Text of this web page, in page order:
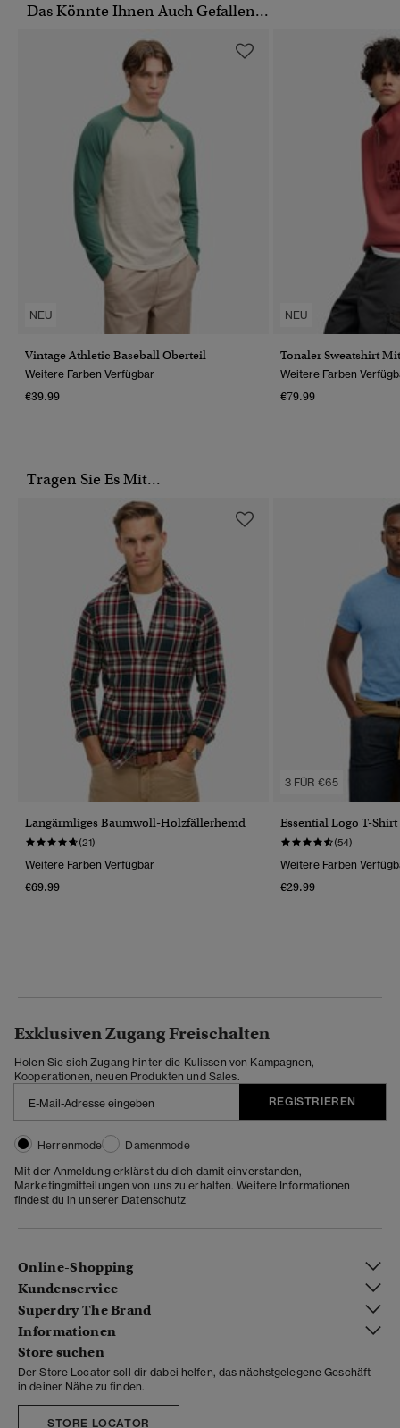
Das Könnte Ihnen Auch Gefallen...
NEU
Vintage Athletic Baseball Oberteil
Weitere Farben Verfügbar
€39.99
NEU
Tonaler Sweatshirt
Weitere Farben
€79.99
Tragen Sie Es Mit...
Langärmliges Baumwoll-Holzfällerhemd
(21)
Weitere Farben Verfügbar
€69.99
3 FÜR €65
Essential Logo T-Shirt
(54)
Weitere Farben
€29.99
Exklusiven Zugang Freischalten
Holen Sie sich Zugang hinter die Kulissen von Kampagnen,
Kooperationen, neuen Produkten und Sales.
REGISTRIEREN
Herrenmode
Damenmode
Mit der Anmeldung erklärst du dich damit einverstanden,
Marketingmitteilungen von uns zu erhalten. Weitere Informationen
findest du in unserer Datenschutz
Online-Shopping
Kundenservice
Superdry The Brand
Informationen
Store suchen
Der Store Locator soll dir dabei helfen, das nächstgelegene Geschäft
in deiner Nähe zu finden.
STORE LOCATOR